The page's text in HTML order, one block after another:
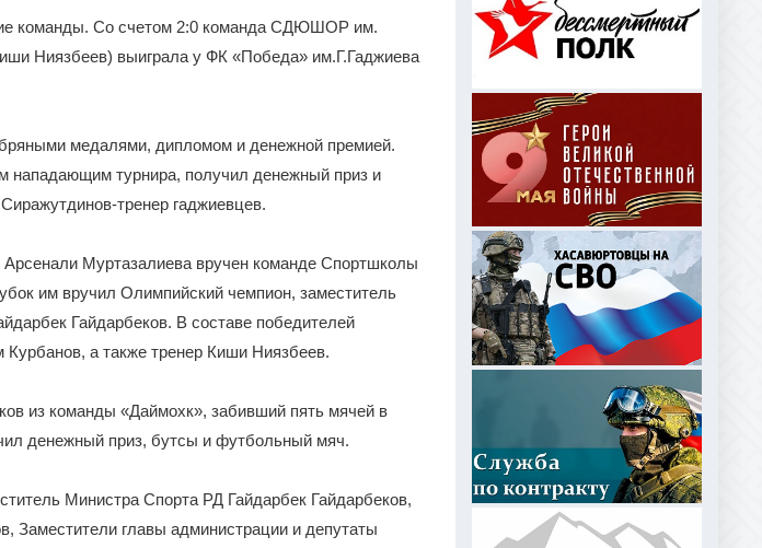
команды. Со счетом 2:0 команда СДЮШОР им.
Ниязбеев) выиграла у ФК «Победа» им.Г.Гаджиева
медалями, дипломом и денежной премией.
нападающим турнира, получил денежный приз и
тренер гаджиевцев.
Арсенали Муртазалиева вручен команде Спортшколы
им вручил Олимпийский чемпион, заместитель
Гайдарбеков. В составе победителей
а также тренер Киши Ниязбеев.
из команды «Даймохк», забивший пять мячей в
денежный приз, бутсы и футбольный мяч.
Министра Спорта РД Гайдарбек Гайдарбеков,
Заместители главы администрации и депутаты